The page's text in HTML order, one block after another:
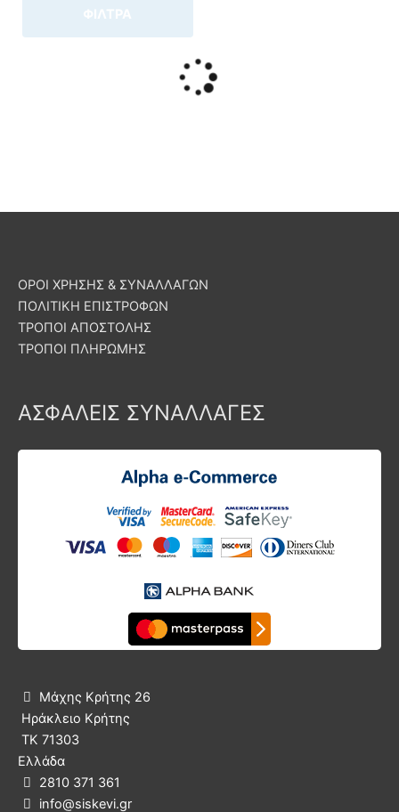
ΦΙΛΤΡΑ
ΟΡΟΙ ΧΡΗΣΗΣ & ΣΥΝΑΛΛΑΓΩΝ
ΠΟΛΙΤΙΚΗ ΕΠΙΣΤΡΟΦΩΝ
ΤΡΟΠΟΙ ΑΠΟΣΤΟΛΗΣ
ΤΡΟΠΟΙ ΠΛΗΡΩΜΗΣ
ΑΣΦΑΛΕΙΣ ΣΥΝΑΛΛΑΓΕΣ

Μάχης Κρήτης 26
Ηράκλειο Κρήτης
ΤΚ 71303
Ελλάδα
 2810 371 361
 info@siskevi.gr